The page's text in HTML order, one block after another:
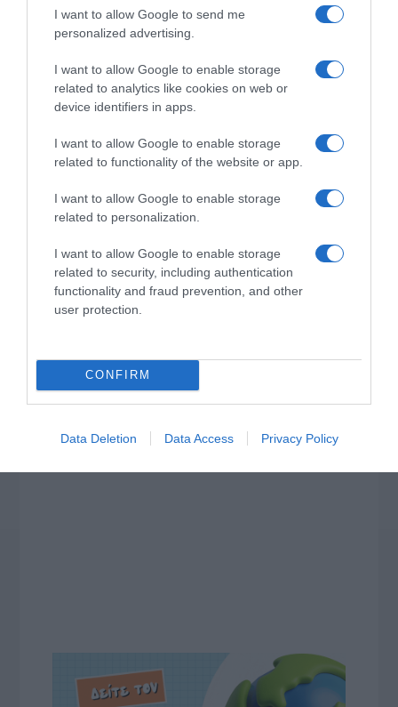
I want to allow Google to send me
personalized advertising.
I want to allow Google to enable storage
related to analytics like cookies on web or
device identifiers in apps.
I want to allow Google to enable storage
related to functionality of the website or app.
I want to allow Google to enable storage
related to personalization.
I want to allow Google to enable storage
related to security, including authentication
functionality and fraud prevention, and other
user protection.
CONFIRM
Data Deletion Data Access Privacy Policy